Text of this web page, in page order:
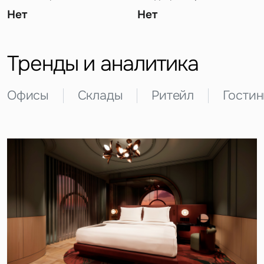
Нет Нет
Тренды и аналитика
Офисы Склады Ритейл
Задайте свой вопрос
Вопрос
Это обязательное поле
Это обязательное поле